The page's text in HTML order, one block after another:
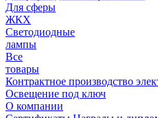
Для сферы
ЖКХ
Светодиодные
лампы
Все
товары
Контрактное производство
Освещение под ключ
О компании